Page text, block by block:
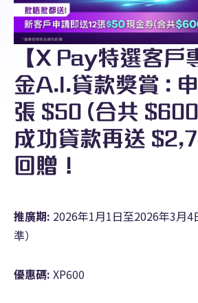
【X Pay特選客戶
金A.I.貸款獎賞 :
張 $50 (合共
成功貸款再送
回贈！
推廣期: 2026年1月1日至2026年3月4
準）
優惠碼: XP600